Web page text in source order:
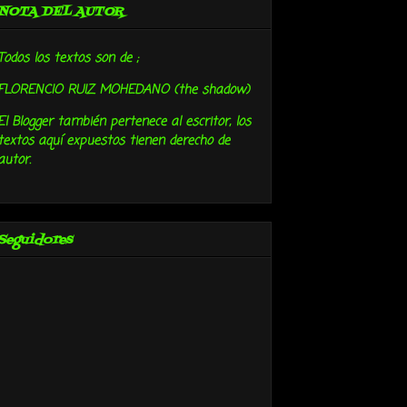
DEL AUTOR
los textos son de ;
RUIZ MOHEDANO (the shadow)
Blogger también pertenece al escritor, los
textos aquí expuestos tienen derecho de